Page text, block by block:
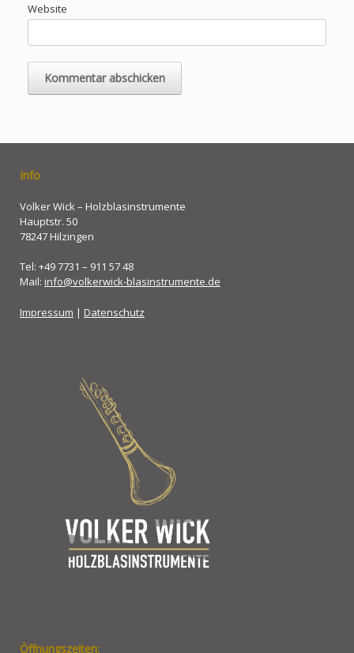
Website
Info
Volker Wick – Holzblasinstrumente
Hauptstr. 50
78247 Hilzingen
Tel: +49 7731 – 911 57 48
Mail: info@volkerwick-blasinstrumente.de
Impressum | Datenschutz
Öffnungszeiten: